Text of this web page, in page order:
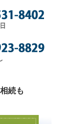
続も